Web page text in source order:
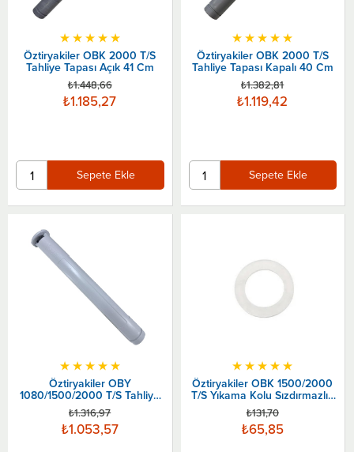
Öztiryakiler OBK 2000 T/S
Tahliye Tapası Açık 41 Cm
★★★★★
₺1.185,27
₺1.448,66
Sepete Ekle
Öztiryakiler OBK 2000 T/S
Tahliye Tapası Kapalı 40 Cm
★★★★★
₺1.119,42
₺1.382,81
Sepete Ekle
Öztiryakiler OBY
1080/1500/2000 T/S Tahliye
Tapası 35 Cm
★★★★★
₺1.053,57
₺1.316,97
Öztiryakiler OBK 1500/2000
T/S Yıkama Kolu Sızdırmazlık
Contası, Plastik
★★★★★
₺65,85
₺131,70